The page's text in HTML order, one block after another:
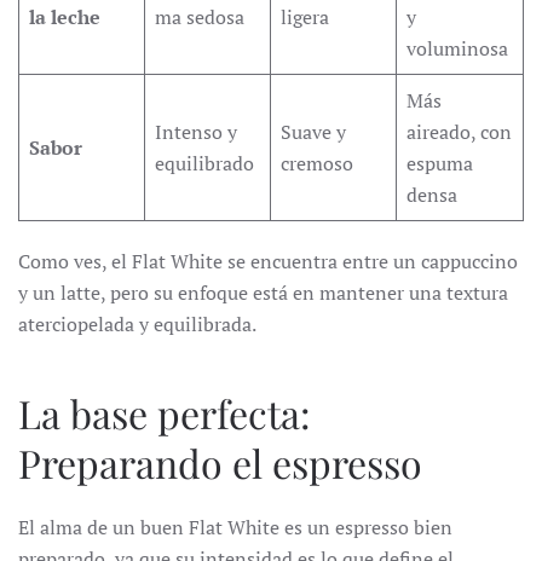
la leche
ma sedosa
ligera
y
voluminosa
Sabor
Intenso y
equilibrado
Suave y
cremoso
Más
aireado, con
espuma
densa
Como ves, el Flat White se encuentra entre un cappuccino
y un latte, pero su enfoque está en mantener una textura
aterciopelada y equilibrada.
La base perfecta:
Preparando el espresso
El alma de un buen Flat White es un espresso bien